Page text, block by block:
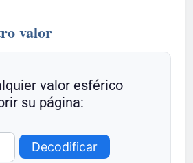
valor
valor esférico
su página:
Decodificar